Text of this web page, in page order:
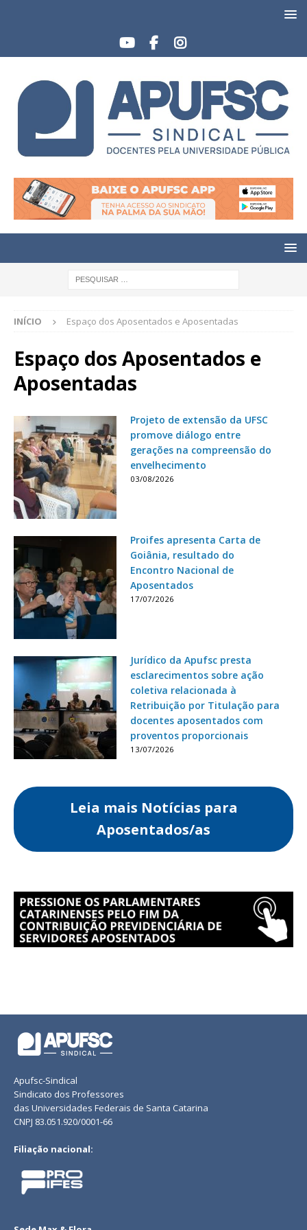
INÍCIO Espaço dos Aposentados e Aposentadas
Espaço dos Aposentados e
Aposentadas
Projeto de extensão da UFSC
promove diálogo entre
gerações na compreensão do
envelhecimento
03/08/2026
Proifes apresenta Carta de
Goiânia, resultado do
Encontro Nacional de
Aposentados
17/07/2026
Jurídico da Apufsc presta
esclarecimentos sobre ação
coletiva relacionada à
Retribuição por Titulação para
docentes aposentados com
proventos proporcionais
13/07/2026
Leia mais Notícias para
Aposentados/as
Apufsc-Sindical
Sindicato dos Professores
das Universidades Federais de Santa Catarina
CNPJ 83.051.920/0001-66
Filiação nacional: